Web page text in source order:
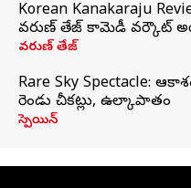
Korean Kanakaraju
వరుణ్ తేజ్ కామెడీ వర్కౌట్
వరుణ్ తేజ్
Rare Sky Spectacle:
రెండు చీకట్లు, ఉల్కాపాతం
స్పెయిన్